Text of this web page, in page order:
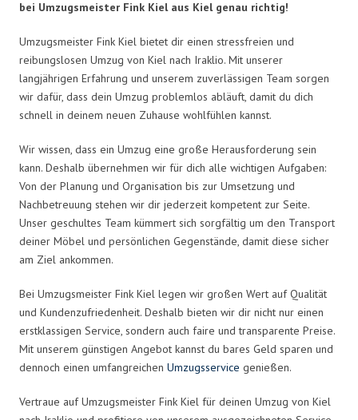
bei Umzugsmeister Fink Kiel aus Kiel genau richtig!
Umzugsmeister Fink Kiel bietet dir einen stressfreien und
reibungslosen Umzug von Kiel nach Iraklio. Mit unserer
langjährigen Erfahrung und unserem zuverlässigen Team sorgen
wir dafür, dass dein Umzug problemlos abläuft, damit du dich
schnell in deinem neuen Zuhause wohlfühlen kannst.
Wir wissen, dass ein Umzug eine große Herausforderung sein
kann. Deshalb übernehmen wir für dich alle wichtigen Aufgaben:
Von der Planung und Organisation bis zur Umsetzung und
Nachbetreuung stehen wir dir jederzeit kompetent zur Seite.
Unser geschultes Team kümmert sich sorgfältig um den Transport
deiner Möbel und persönlichen Gegenstände, damit diese sicher
am Ziel ankommen.
Bei Umzugsmeister Fink Kiel legen wir großen Wert auf Qualität
und Kundenzufriedenheit. Deshalb bieten wir dir nicht nur einen
erstklassigen Service, sondern auch faire und transparente Preise.
Mit unserem günstigen Angebot kannst du bares Geld sparen und
dennoch einen umfangreichen Umzugsservice genießen.
Vertraue auf Umzugsmeister Fink Kiel für deinen Umzug von Kiel